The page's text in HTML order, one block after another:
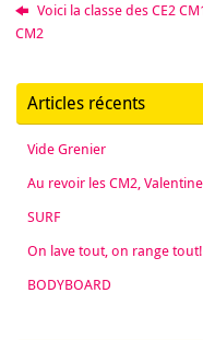
Voici la classe des CE2
CM2
Articles récents
Vide Grenier
Au revoir les CM2,
SURF
On lave tout, on range tout!
BODYBOARD